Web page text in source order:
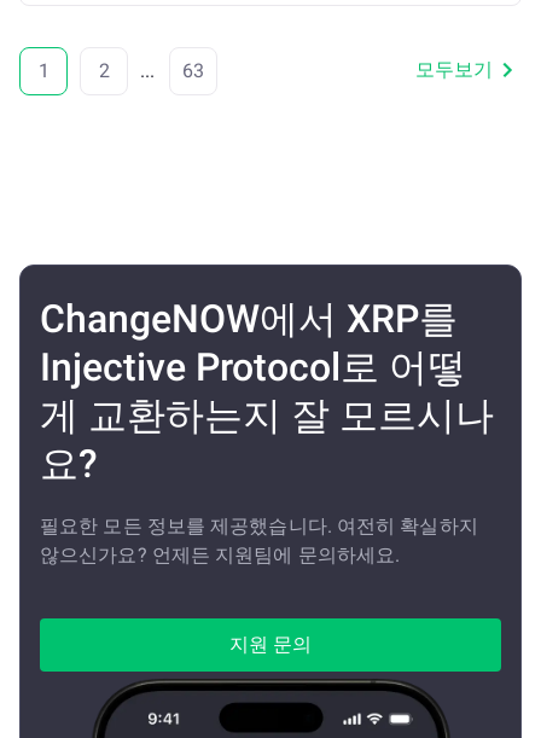
1 2 ... 63 모두보기
ChangeNOW에서 XRP를
Injective Protocol로 어떻
게 교환하는지 잘 모르시나
요?
필요한 모든 정보를 제공했습니다. 여전히 확실하지
않으신가요? 언제든 지원팀에 문의하세요.
지원 문의